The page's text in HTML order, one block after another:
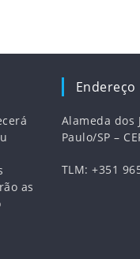
as
Endereço
Alameda dos
Paulo/SP –
TLM: +351